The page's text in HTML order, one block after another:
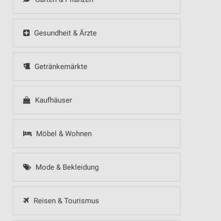
Gesundheit & Ärzte
Getränkemärkte
Kaufhäuser
Möbel & Wohnen
Mode & Bekleidung
Reisen & Tourismus